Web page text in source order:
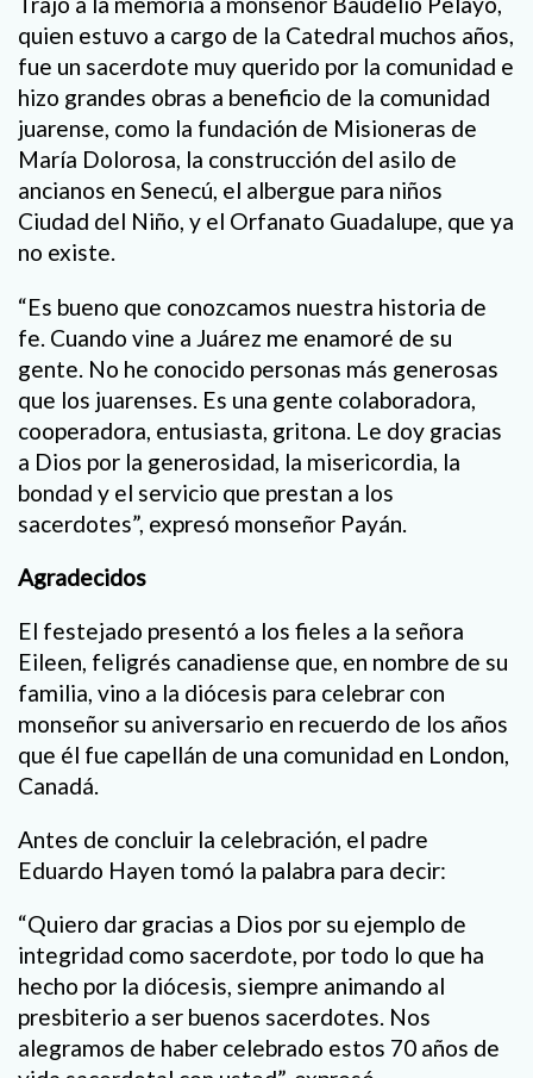
quien estuvo a cargo de la Catedral muchos años,
fue un sacerdote muy querido por la comunidad e
hizo grandes obras a beneficio de la comunidad
juarense, como la fundación de Misioneras de
María Dolorosa, la construcción del asilo de
ancianos en Senecú, el albergue para niños
Ciudad del Niño, y el Orfanato Guadalupe, que ya
no existe.
“Es bueno que conozcamos nuestra historia de
fe. Cuando vine a Juárez me enamoré de su
gente. No he conocido personas más generosas
que los juarenses. Es una gente colaboradora,
cooperadora, entusiasta, gritona. Le doy gracias
a Dios por la generosidad, la misericordia, la
bondad y el servicio que prestan a los
sacerdotes”, expresó monseñor Payán.
Agradecidos
El festejado presentó a los fieles a la señora
Eileen, feligrés canadiense que, en nombre de su
familia, vino a la diócesis para celebrar con
monseñor su aniversario en recuerdo de los años
que él fue capellán de una comunidad en London,
Canadá.
Antes de concluir la celebración, el padre
Eduardo Hayen tomó la palabra para decir:
“Quiero dar gracias a Dios por su ejemplo de
integridad como sacerdote, por todo lo que ha
hecho por la diócesis, siempre animando al
presbiterio a ser buenos sacerdotes. Nos
alegramos de haber celebrado estos 70 años de